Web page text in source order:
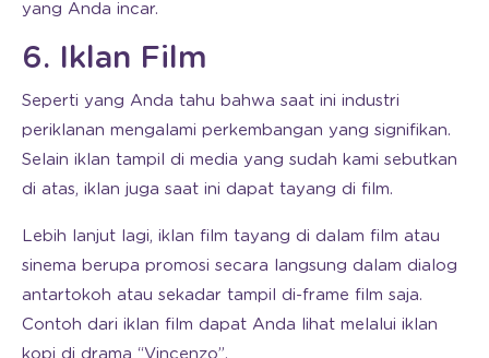
yang Anda incar.
6. Iklan Film
Seperti yang Anda tahu bahwa saat ini industri
periklanan mengalami perkembangan yang signifikan.
Selain iklan tampil di media yang sudah kami sebutkan
di atas, iklan juga saat ini dapat tayang di film.
Lebih lanjut lagi, iklan film tayang di dalam film atau
sinema berupa promosi secara langsung dalam dialog
antartokoh atau sekadar tampil di-frame film saja.
Contoh dari iklan film dapat Anda lihat melalui iklan
kopi di drama “Vincenzo”.